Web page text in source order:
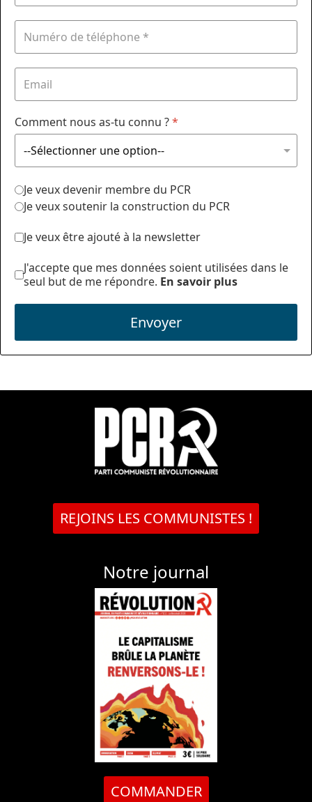
Comment nous as-tu connu ?*
Je veux devenir membre du PCR
Je veux soutenir la construction du PCR
Je veux être ajouté à la newsletter
J'accepte que mes données soient utilisées dans le
seul but de me répondre. En savoir plus
Envoyer
REJOINS LES COMMUNISTES !
Notre journal
COMMANDER